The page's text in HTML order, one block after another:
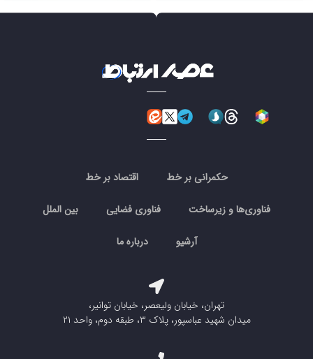
حکمرانی بر خط اقتصاد بر خط
فناوری‌ها و زیرساخت فناوری فضایی بین الملل
آرشیو درباره ما
تهران، خیابان ولیعصر، خیابان توانیر،
میدان شهید عباسپور، پلاک ۳، طبقه دوم، واحد ۲۱